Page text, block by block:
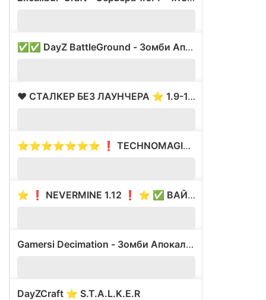
✅✅ DayZ BattleGround - Зомби Апокалипсис!
❤️ СТАЛКЕР БЕЗ ЛАУНЧЕРА ⭐ 1.9-1.17❤️
⭐⭐⭐⭐⭐⭐⭐ ❗ TECHNOMAGIC ❗ ⭐⭐⭐⭐⭐⭐⭐ ⚡ ВАЙП 10.08 ⚡
⭐ ❗ NEVERMINE 1.12 ❗ ⭐ ✅ ВАЙП 6.11 ✅
Gamersi Decimation - Зомби Апокалипсис
DayZCraft ⭐ S.T.A.L.K.E.R